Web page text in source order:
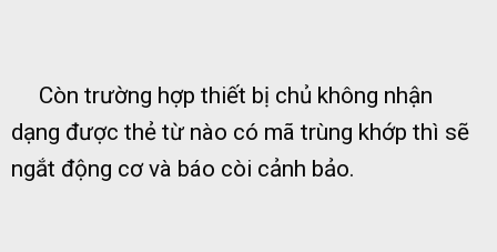
Còn trường hợp thiết bị chủ không nhận
dạng được thẻ từ nào có mã trùng khớp thì sẽ
ngắt động cơ và báo còi cảnh bảo.